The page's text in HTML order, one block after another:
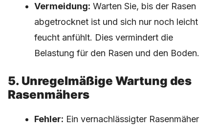
Vermeidung: Warten Sie, bis der Rasen
abgetrocknet ist und sich nur noch leicht
feucht anfühlt. Dies vermindert die
Belastung für den Rasen und den Boden.
5. Unregelmäßige Wartung des
Rasenmähers
Fehler: Ein vernachlässigter Rasenmäher